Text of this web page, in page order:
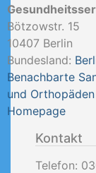
Bötzowstr. 15
10407 Berlin
Bundesland:
Benachbarte
und Orthopäden
Homepage
Kontakt
Telefon: